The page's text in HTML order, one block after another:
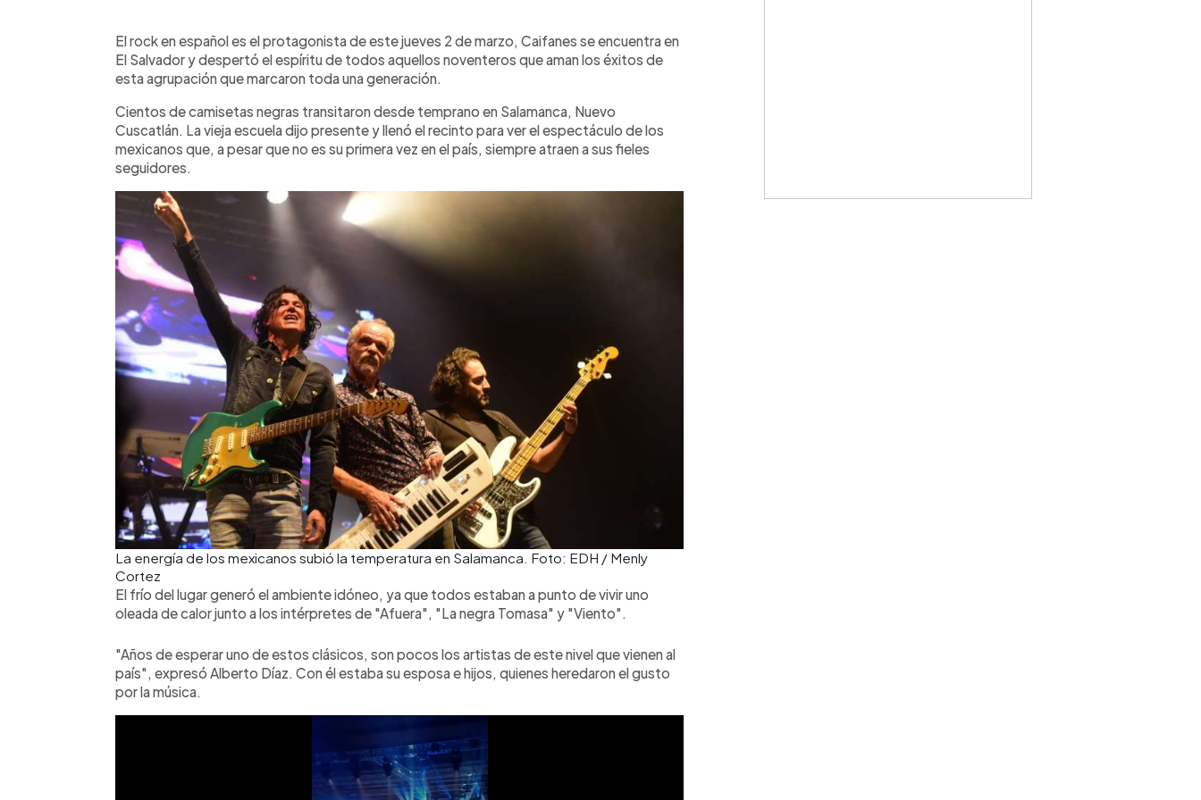
Escuchar artículo
El rock en español es el protagonista de este jueves 2 de marzo, Caifanes se encuentra en
El Salvador y despertó el espíritu de todos aquellos noventeros que aman los éxitos de
esta agrupación que marcaron toda una generación.
Cientos de camisetas negras transitaron desde temprano en Salamanca, Nuevo
Cuscatlán. La vieja escuela dijo presente y llenó el recinto para ver el espectáculo de los
mexicanos que, a pesar que no es su primera vez en el país, siempre atraen a sus fieles
seguidores.
La energía de los mexicanos subió la temperatura en Salamanca. Foto: EDH / Menly
Cortez
El frío del lugar generó el ambiente idóneo, ya que todos estaban a punto de vivir uno
oleada de calor junto a los intérpretes de "Afuera", "La negra Tomasa" y "Viento".
"Años de esperar uno de estos clásicos, son pocos los artistas de este nivel que vienen al
país", expresó Alberto Díaz. Con él estaba su esposa e hijos, quienes heredaron el gusto
por la música.